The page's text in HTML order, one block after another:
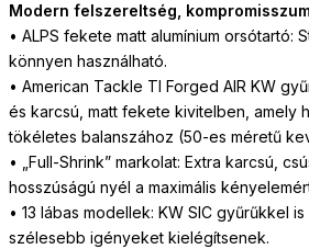
Modern felszereltség,
• ALPS fekete matt alumínium orsótartó:
könnyen használható.
• American Tackle TI Forged AIR KW
és karcsú, matt fekete kivitelben, amely
tökéletes balanszához (50-es méretű
• „Full-Shrink” markolat: Extra karcsú,
hosszúságú nyél a maximális
• 13 lábas modellek: KW SIC gyűrűkkel
szélesebb igényeket kielégítsenek.